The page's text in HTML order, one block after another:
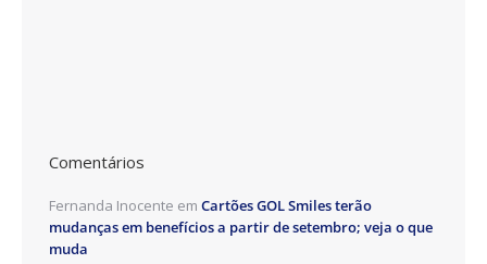
Comentários
Fernanda Inocente em Cartões GOL Smiles terão
mudanças em benefícios a partir de setembro; veja o que
muda